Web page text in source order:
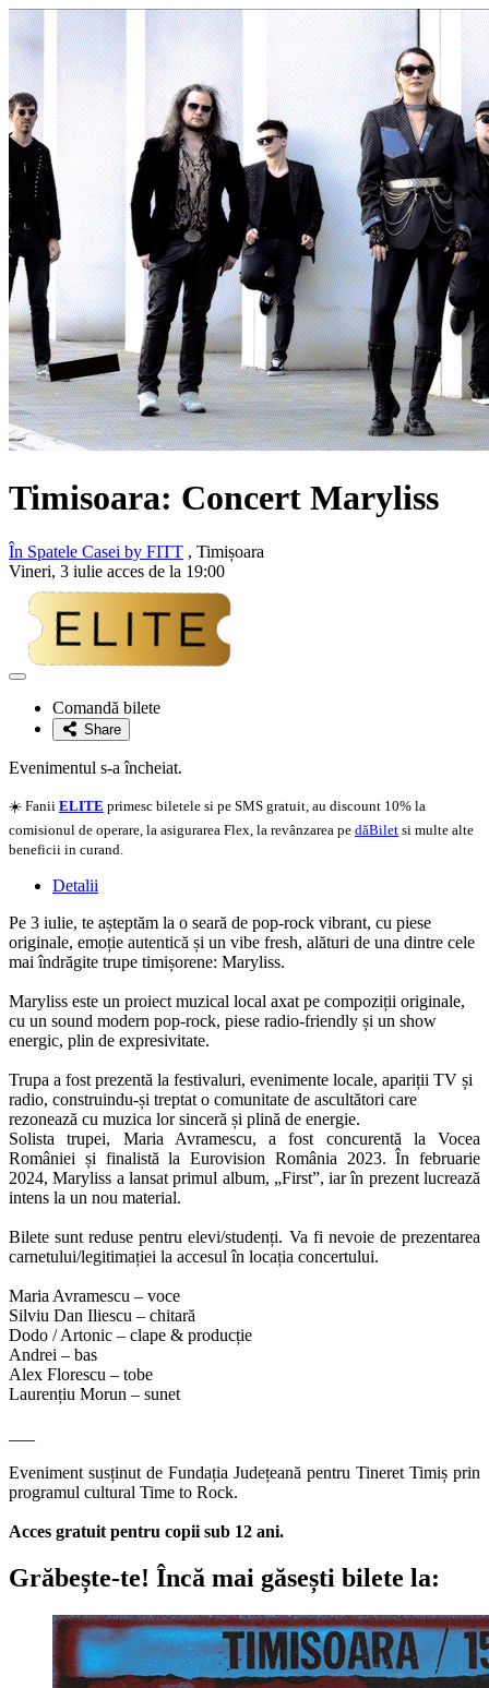
Timisoara: Concert Maryliss
În Spatele Casei by FITT , Timișoara
Vineri, 3 iulie acces de la 19:00
Adaugă
favoriteComandă bilete
Share
Evenimentul s-a încheiat.
☀️ Fanii ELITE primesc biletele si pe SMS gratuit, au discount 10% la
comisionul de operare, la asigurarea Flex, la revânzarea pe dăBilet si multe alte
beneficii in curand.
Detalii
Pe 3 iulie, te așteptăm la o seară de pop-rock vibrant, cu piese
originale, emoție autentică și un vibe fresh, alături de una dintre cele
mai îndrăgite trupe timișorene: Maryliss.
Maryliss este un proiect muzical local axat pe compoziții originale,
cu un sound modern pop-rock, piese radio-friendly și un show
energic, plin de expresivitate.
Trupa a fost prezentă la festivaluri, evenimente locale, apariții TV și
radio, construindu-și treptat o comunitate de ascultători care
rezonează cu muzica lor sinceră și plină de energie.
Solista trupei, Maria Avramescu, a fost concurentă la Vocea
României și finalistă la Eurovision România 2023. În februarie
2024, Maryliss a lansat primul album, „First”, iar în prezent lucrează
intens la un nou material.
Bilete sunt reduse pentru elevi/studenți. Va fi nevoie de prezentarea
carnetului/legitimației la accesul în locația concertului.
Maria Avramescu – voce
Silviu Dan Iliescu – chitară
Dodo / Artonic – clape & producție
Andrei – bas
Alex Florescu – tobe
Laurențiu Morun – sunet
Eveniment susținut de Fundația Județeană pentru Tineret Timiș prin
programul cultural Time to Rock.
Acces gratuit pentru copii sub 12 ani.
Grăbește-te! Încă mai găsești bilete la: